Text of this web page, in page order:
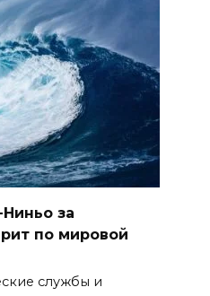
за
по мировой
службы и